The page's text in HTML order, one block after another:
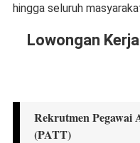
hingga seluruh
Lowongan
Rekrutmen Pegawai
(PATT)